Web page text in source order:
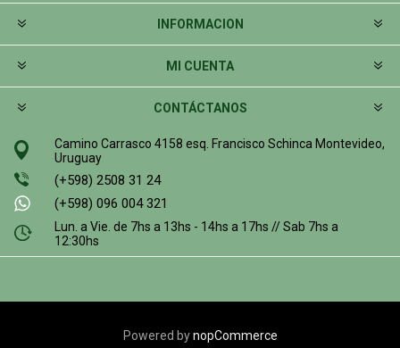
INFORMACION
MI CUENTA
CONTÁCTANOS
Camino Carrasco 4158 esq. Francisco Schinca Montevideo,
Uruguay
(+598) 2508 31 24
(+598) 096 004 321
Lun. a Vie. de 7hs a 13hs - 14hs a 17hs // Sab 7hs a
12:30hs
Powered bynopCommerce